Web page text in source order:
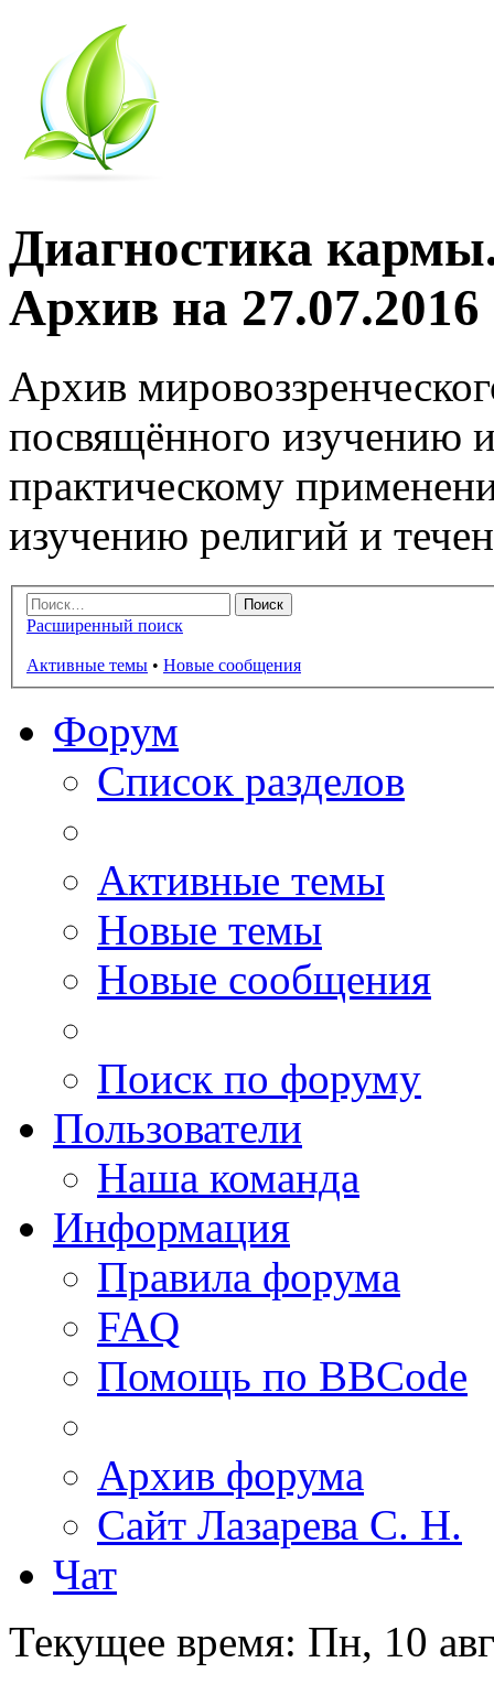
Диагностика
Архив на 27.07.2016
Архив
посвящённого изучению
практическому
изучению религий и
Расширенный поиск
Активные темы • Новые сообщения
Форум
Список разделов
Активные темы
Новые темы
Новые сообщения
Поиск по форуму
Пользователи
Наша команда
Информация
Правила форума
FAQ
Помощь по BBCode
Архив форума
Сайт Лазарева С. Н.
Чат
Текущее время: Пн, 10